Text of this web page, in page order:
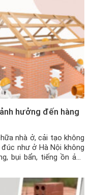
hưởng đến hàng
nhà ở, cải tạo không
như ở Hà Nội không
bụi bẩn, tiếng ồn ảnh